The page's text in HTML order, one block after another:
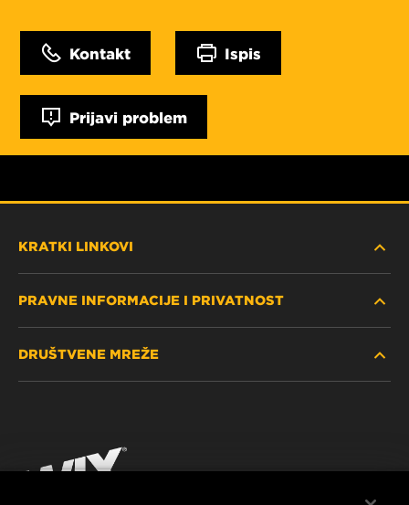
Kontakt Ispis
Prijavi problem
KRATKI LINKOVI
GDJE KUPITI
KONTAKTIRAJTE NAS
PRAVNE INFORMACIJE I PRIVATNOST
IMPRESSUM
DRUŠTVENE MREŽE
YouTube